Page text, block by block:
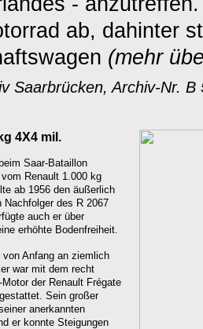
ab, dahinter
(mehr
Saarbrücken, Archiv-Nr. B
4X4 mil.
Saar-Bataillon
Renault 1.000 kg
ab 1956 den äußerlich
Nachfolgerdes R 2067
auch er über
erhöhte Bodenfreiheit.
Anfang an ziemlich
war mit dem recht
der Renault Frégate
Sein großer
anerkannten
er konnte Steigungen